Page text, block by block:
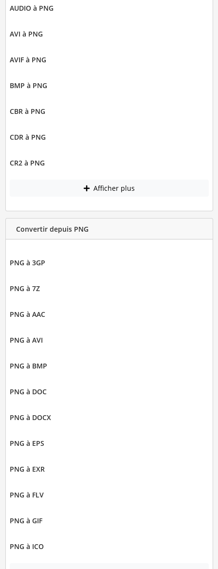
AUDIO à PNG
AVI à PNG
AVIF à PNG
BMP à PNG
CBR à PNG
CDR à PNG
CR2 à PNG
Afficher plus
Convertir depuis PNG
PNG à 3GP
PNG à 7Z
PNG à AAC
PNG à AVI
PNG à BMP
PNG à DOC
PNG à DOCX
PNG à EPS
PNG à EXR
PNG à FLV
PNG à GIF
PNG à ICO